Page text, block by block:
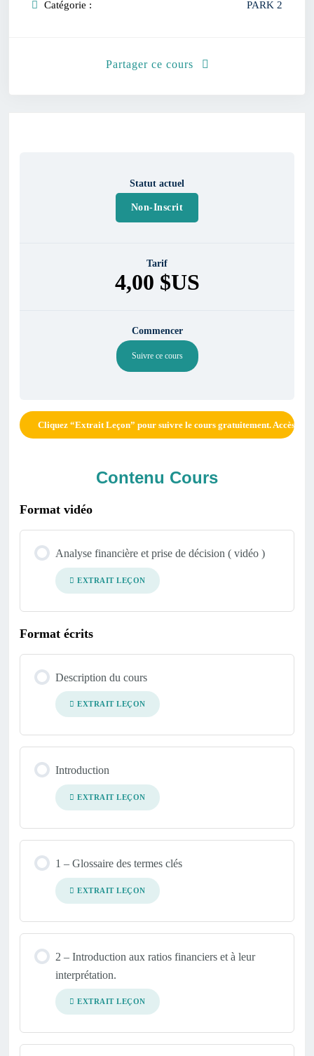
Statut actuel
Non-Inscrit
Tarif
4,00 $US
Commencer
Suivre ce cours
Cliquez “Extrait Leçon” pour suivre le cours gratuitement. Accès aux
Contenu Cours
Format vidéo
Analyse financière et prise de décision ( vidéo )
EXTRAIT LEÇON
Format écrits
Description du cours
EXTRAIT LEÇON
Introduction
EXTRAIT LEÇON
1 – Glossaire des termes clés
EXTRAIT LEÇON
2 – Introduction aux ratios financiers et à leur
interprétation.
EXTRAIT LEÇON
Catégorie : PARK 2
Partager ce cours